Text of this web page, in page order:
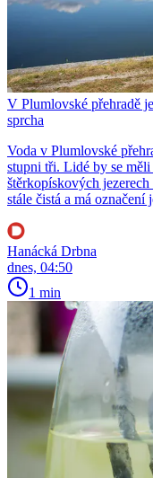
V Plumlovské přehradě
sprcha
Voda v Plumlovské
stupni tři. Lidé by se
štěrkopískových
stále čistá a má označení
Hanácká Drbna
dnes, 04:50
1 min